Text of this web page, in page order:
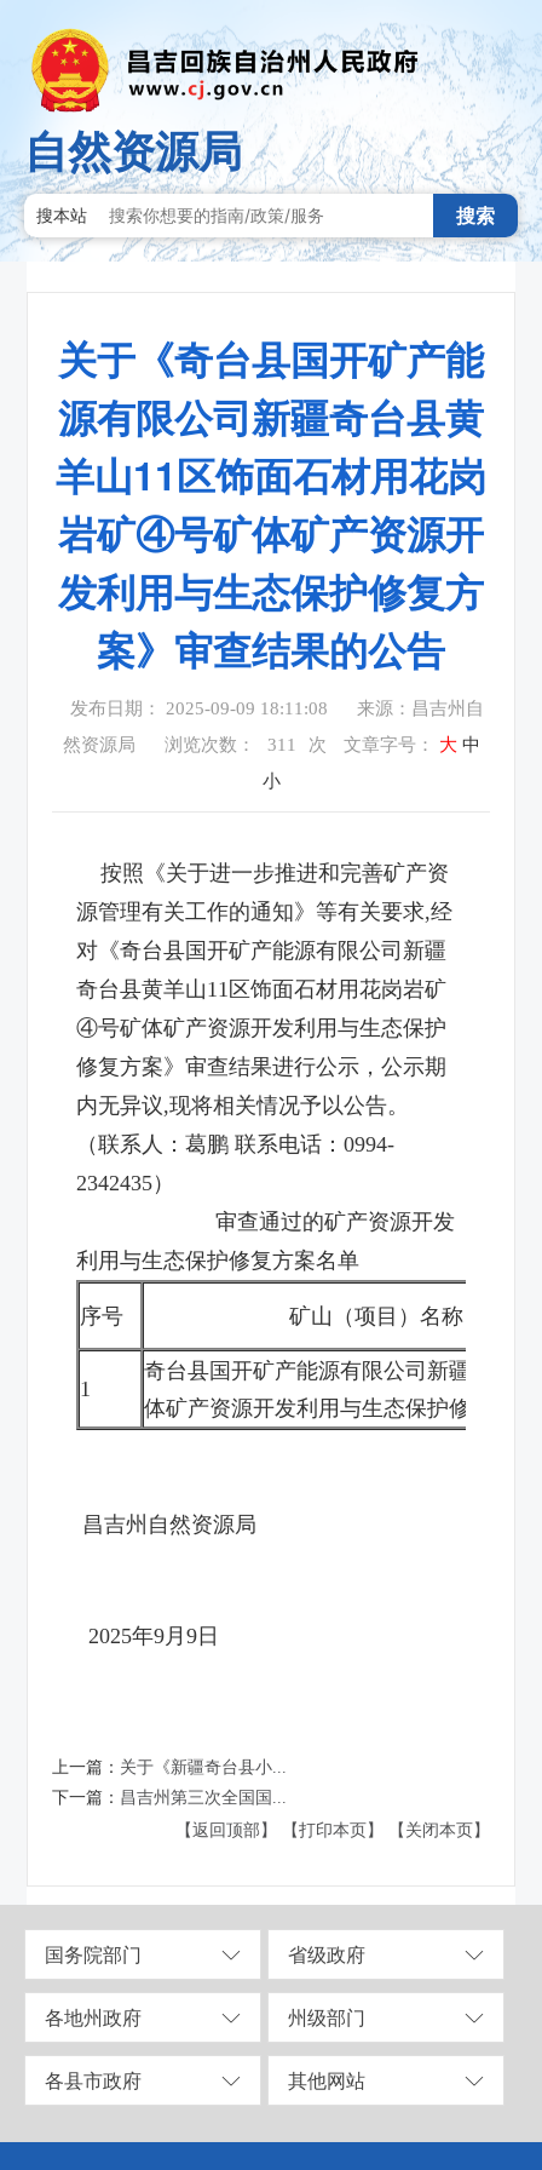
自然资源局
搜本站 搜索
关于《奇台县国开矿产能
源有限公司新疆奇台县黄
羊山11区饰面石材用花岗
岩矿④号矿体矿产资源开
发利用与生态保护修复方
案》审查结果的公告
发布日期： 2025-09-09 18:11:08
来源：昌吉州自
然资源局
浏览次数： 311 次 文章字号： 大 中
小
按照《关于进一步推进和完善矿产资
源管理有关工作的通知》等有关要求,经
对《奇台县国开矿产能源有限公司新疆
奇台县黄羊山11 区饰面石材用花岗岩矿
④号矿体矿产资源开发利用与生态保护
修复方案》审查结果进行公示，公示期
内无异议,现将相关情况予以公告。
（联系人：葛鹏 联系电话：0994-
2342435）
审查通过的矿产资源开发
利用与生态保护修复方案名单
序号 矿山（项目）名称
1
奇台县国开矿产能源有限公司新疆奇台县
体矿产资源开发利用与生态保护修复方案
昌吉州自然资源局
2025年9 月9日
上一篇： 关于《新疆奇台县小...
下一篇： 昌吉州第三次全国国...
【返回顶部】
【打印本页】 【关闭本页】
国务院部门 省级政府
各地州政府 州级部门
各县市政府 其他网站